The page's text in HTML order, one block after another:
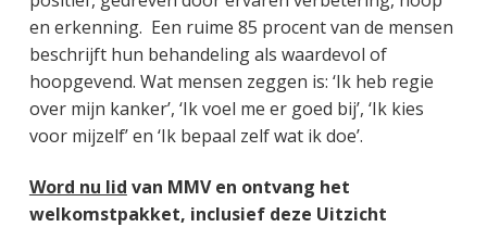
en erkenning. Een ruime 85 procent van de mensen
beschrijft hun behandeling als waardevol of
hoopgevend. Wat mensen zeggen is: ‘Ik heb regie
over mijn kanker’, ‘Ik voel me er goed bij’, ‘Ik kies
voor mijzelf’ en ‘Ik bepaal zelf wat ik doe’.
Word nu lid van MMV en ontvang het
welkomstpakket, inclusief deze Uitzicht